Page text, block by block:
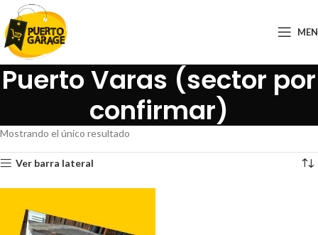
Puerto Varas (sector por
confirmar)
Mostrando el único resultado
Ver barra lateral